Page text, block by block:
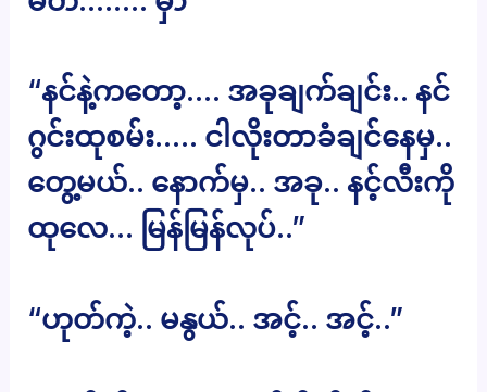
“နင်နဲ့ကတော့…. အခုချက်ချင်း.. နင်
ဂွင်းထုစမ်း….. ငါလိုးတာခံချင်နေမှ..
တွေ့မယ်.. နောက်မှ.. အခု.. နင့်လီးကို
ထုလေ… မြန်မြန်လုပ်..”
“ဟုတ်ကဲ့.. မနွယ်.. အင့်.. အင့်..”